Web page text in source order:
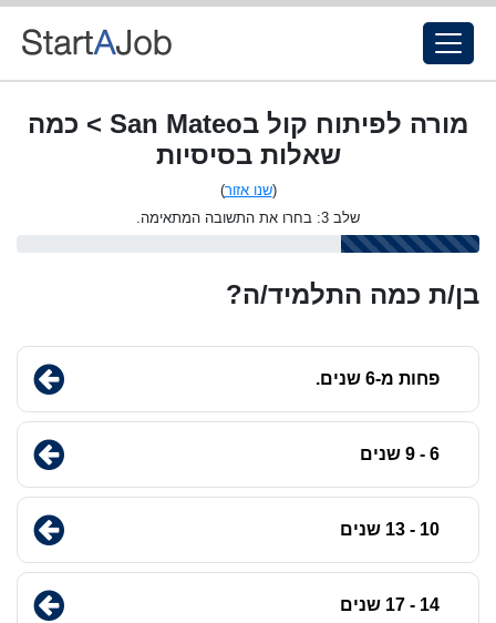
מורה לפיתוח קול בSan Mateo > כמה
שאלות בסיסיות
(שנו אזור)
שלב 3: בחרו את התשובה המתאימה.
בן/ת כמה התלמיד/ה?
פחות מ-6 שנים.
6 - 9 שנים
10 - 13 שנים
14 - 17 שנים